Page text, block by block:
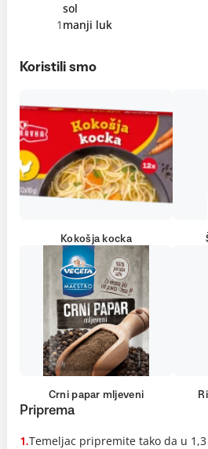
sol
1 manji luk
Koristili smo
Kokošja kocka
Crni papar mljeveni
Priprema
1.Temeljac pripremite tako da u